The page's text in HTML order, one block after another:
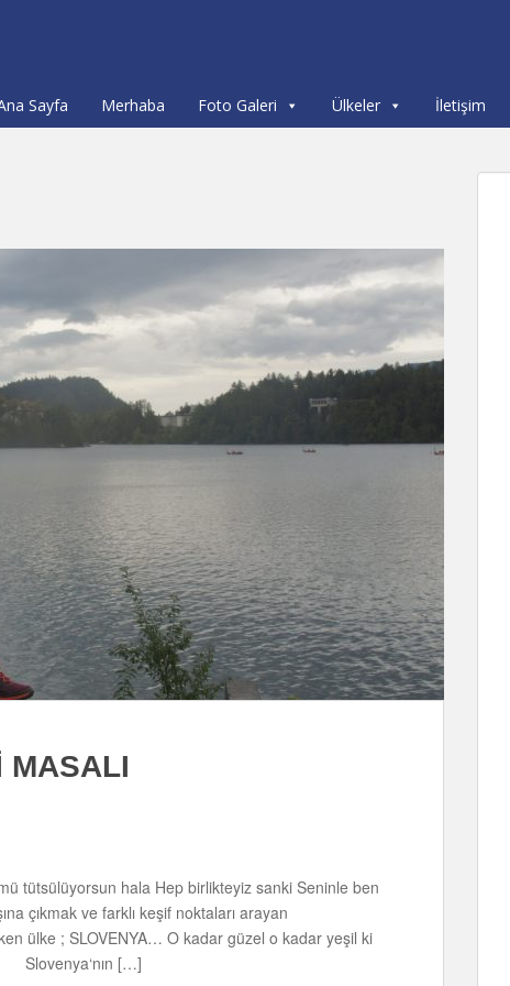
Sayfa Merhaba Foto Galeri Ülkeler İletişim
MASALI
tütsülüyorsun hala Hep birlikteyiz sanki Seninle ben
çıkmak ve farklı keşif noktaları arayan
ülke ; SLOVENYA… O kadar güzel o kadar yeşil ki
Slovenya‘nın […]